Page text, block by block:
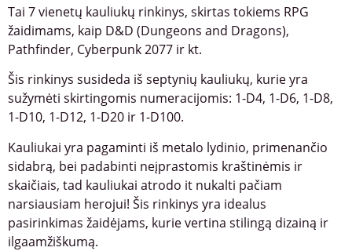
Tai 7 vienetų kauliukų rinkinys, skirtas tokiems RPG
žaidimams, kaip D&D (Dungeons and Dragons),
Pathfinder, Cyberpunk 2077 ir kt.
Šis rinkinys susideda iš septynių kauliukų, kurie yra
sužymėti skirtingomis numeracijomis: 1-D4, 1-D6, 1-D8,
1-D10, 1-D12, 1-D20 ir 1-D100.
Kauliukai yra pagaminti iš metalo lydinio, primenančio
sidabrą, bei padabinti neįprastomis kraštinėmis ir
skaičiais, tad kauliukai atrodo it nukalti pačiam
narsiausiam herojui! Šis rinkinys yra idealus
pasirinkimas žaidėjams, kurie vertina stilingą dizainą ir
ilgaamžiškumą.